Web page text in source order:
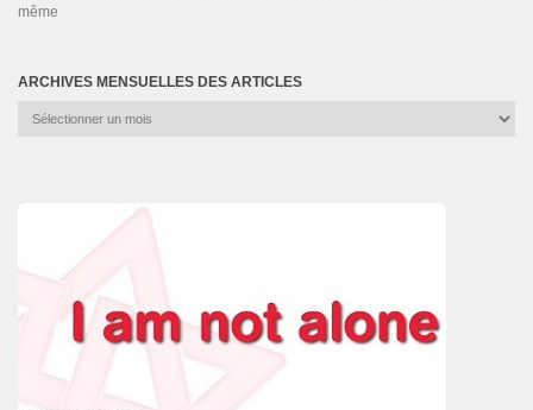
même
ARCHIVES MENSUELLES DES ARTICLES
Archives